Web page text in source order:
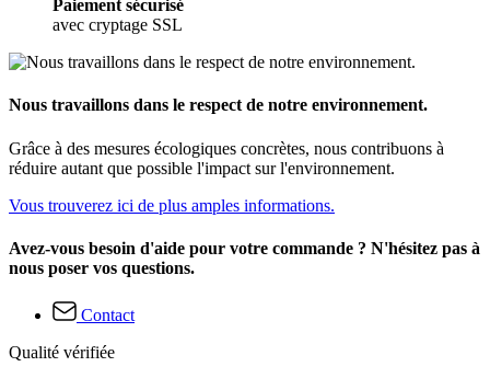
Paiement sécurisé
avec cryptage SSL
Nous travaillons dans le respect de notre environnement.
Grâce à des mesures écologiques concrètes, nous contribuons à
réduire autant que possible l'impact sur l'environnement.
Vous trouverez ici de plus amples informations.
Avez-vous besoin d'aide pour votre commande ? N'hésitez pas à
nous poser vos questions.
Contact
Qualité vérifiée